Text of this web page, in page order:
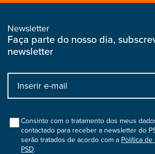
Newsletter
Faça parte do nosso dia,
newsletter
Input
bootstrap
colConsinto com o tratamento dos meus
contactado para receber a newsletter do
serão tratados de acordo com a Política de
PSD.